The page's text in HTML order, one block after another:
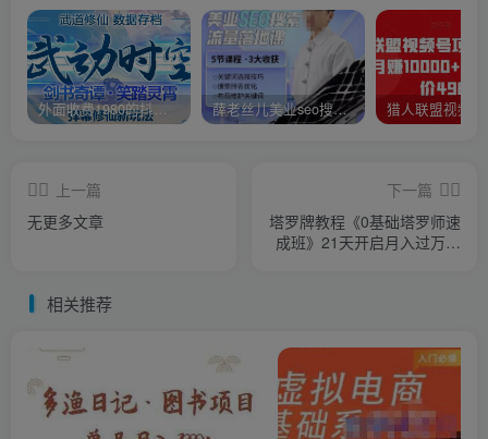
外面收费1980的抖音武动时空直播项目，无需真人出镜，实时互动直播【软件+详细教程】 薛老丝儿美业seo搜索流量落地课，一周暴涨20w粉丝，全干货讲解
上一篇
无更多文章
下一篇
塔罗牌教程《0基础塔罗师速
成班》21天开启月入过万的
相关推荐